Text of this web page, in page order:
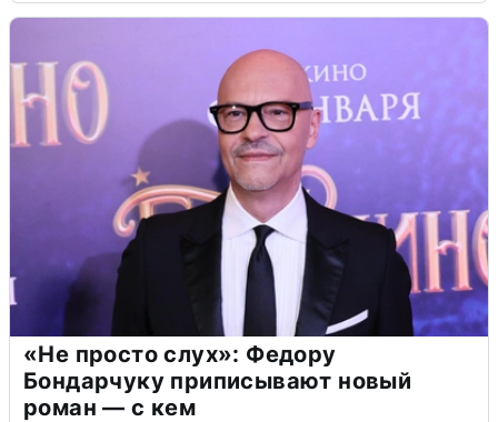
«Не просто слух»: Федору
Бондарчуку приписывают новый
роман — с кем